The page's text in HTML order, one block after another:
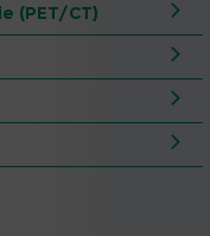
(PET/CT)